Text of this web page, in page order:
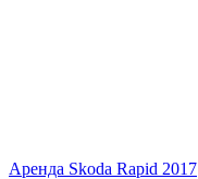
Аренда Skoda Rapid 2017